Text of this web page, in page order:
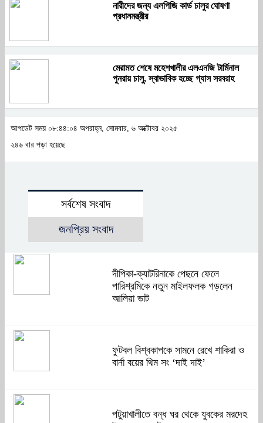
নারীদের জন্য এলপিজি কার্ড চালুর ঘোষণা
প্রধানমন্ত্রীর
মেরামত শেষে মহেশখালীর এলএনজি টার্মিনাল
পুনরায় চালু, স্বাভাবিক হচ্ছে গ্যাস সরবরাহ
আপডেট সময় ০৮:৪৪:০৪ অপরাহ্ন, সোমবার, ৬ অক্টোবর ২০২৫
২৪৬ বার পড়া হয়েছে
সর্বশেষ সংবাদ
জনপ্রিয় সংবাদ
দীপিকা-ক্যাটরিনাকে পেছনে ফেলে
পারিশ্রমিকে নতুন মাইলফলক গড়লেন
আলিয়া ভাট
ফুটবল বিশ্বকাপকে সামনে রেখে শাকিরা ও
বার্না বয়ের থিম সং ‘দাই দাই’
পটুয়াখালীতে বন্ধ ঘর থেকে যুবকের মরদেহ